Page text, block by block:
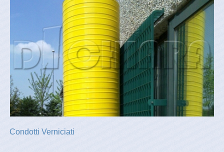
Condotti Verniciati